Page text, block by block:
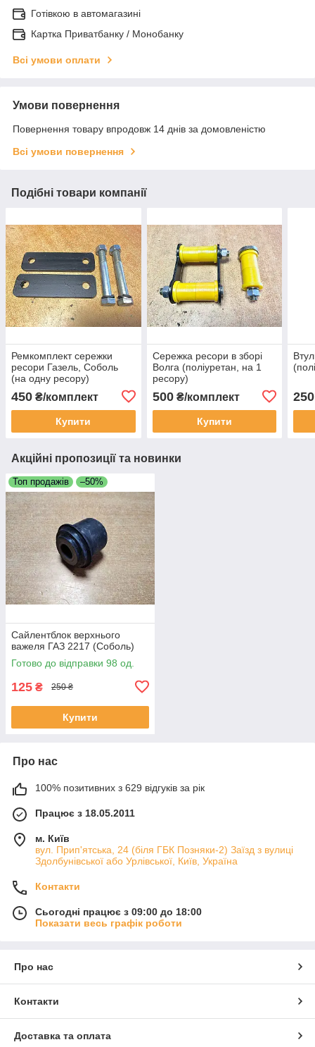
Готівкою в автомагазині
Картка Приватбанку / Монобанку
Всі умови оплати
Умови повернення
Повернення товару впродовж 14 днів за домовленістю
Всі умови повернення
Подібні товари компанії
Ремкомплект сережки
ресори Газель, Соболь
(на одну ресору)
450 ₴/комплект
Купити
Сережка ресори в зборі
Волга (поліуретан, на 1
ресору)
500₴/комплект
Купити
250
Акційні пропозиції та новинки
Топ продажів –50%
Сайлентблок верхнього
важеля ГАЗ 2217 (Соболь)
Готово до відправки 98 од.
125 ₴ 250 ₴
Купити
Про нас
100% позитивних з 629 відгуків за рік
Працює з 18.05.2011
м. Київ
вул. Прип'ятська, 24 (біля ГБК Позняки-2) Заїзд з вулиці
Здолбунівської або Урлівської, Київ, Україна
Контакти
Сьогодні працює з 09:00 до 18:00
Показати весь графік роботи
Про нас
Контакти
Доставка та оплата